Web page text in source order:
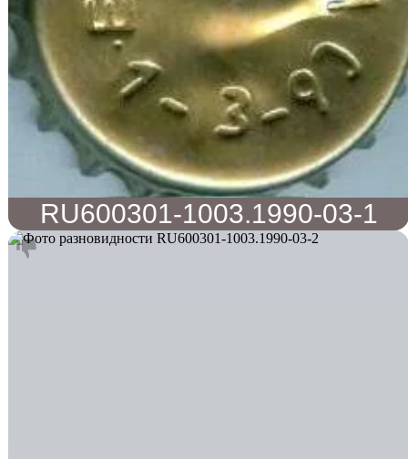
RU600301-1003.1990-03-1